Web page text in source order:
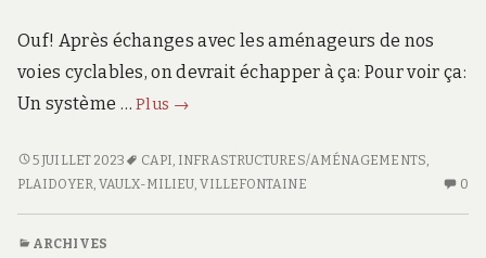
Ouf! Après échanges avec les aménageurs de nos
voies cyclables, on devrait échapper à ça: Pour voir ça:
Un système …Plus
Barrières
on
arrête
les
→
BARRIÈRES
:
5 JUILLET 2023 CAPI INFRASTRUCTURES/AMÉNAGEMENTS
PLAIDOYER ,VAULX-MILIEU ,VILLEFONTAINE 0
ARCHIVES